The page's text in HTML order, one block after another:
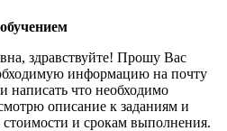
здравствуйте! Прошу Вас
информацию на почту
и написать что необходимо
описание к заданиям и
и срокам выполнения.